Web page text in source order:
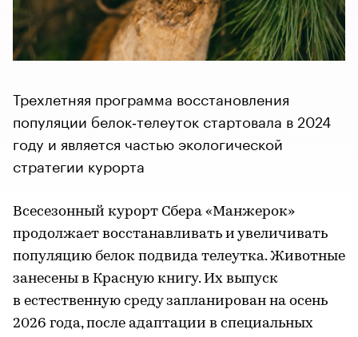
Трехлетняя программа восстановления
популяции белок‑телеуток стартовала в 2024
году и является частью экологической
стратегии курорта
Всесезонный курорт Сбера «Манжерок»
продолжает восстанавливать и увеличивать
популяцию белок подвида телеутка. Животные
занесены в Красную книгу. Их выпуск
в естественную среду запланирован на осень
2026 года, после адаптации в специальных